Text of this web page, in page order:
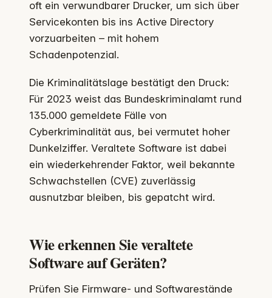
oft ein verwundbarer Drucker, um sich über
Servicekonten bis ins Active Directory
vorzuarbeiten – mit hohem
Schadenpotenzial.
Die Kriminalitätslage bestätigt den Druck:
Für 2023 weist das Bundeskriminalamt rund
135.000 gemeldete Fälle von
Cyberkriminalität aus, bei vermutet hoher
Dunkelziffer. Veraltete Software ist dabei
ein wiederkehrender Faktor, weil bekannte
Schwachstellen (CVE) zuverlässig
ausnutzbar bleiben, bis gepatcht wird.
Wie erkennen Sie veraltete
Software auf Geräten?
Prüfen Sie Firmware- und Softwarestände